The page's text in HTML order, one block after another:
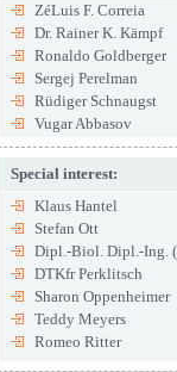
ZéLuis F. Correia
Dr. Rainer K. Kämpf
Ronaldo Goldberger
Sergej Perelman
Rüdiger Schnaugst
Vugar Abbasov
Special interest:
Klaus Hantel
Stefan Ott
Dipl.-Biol. Dipl.-Ing.
DTKfr Perklitsch
Sharon Oppenheimer
Teddy Meyers
Romeo Ritter